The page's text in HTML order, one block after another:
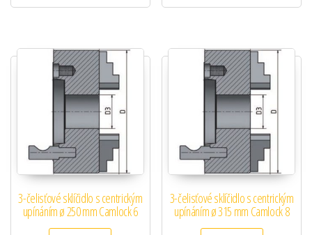
3-čelisťové sklíčidlo s centrickým
upínáním ø 250 mm Camlock 6
3-čelisťové sklíčidlo s centrickým
upínáním ø 315 mm Camlock 8